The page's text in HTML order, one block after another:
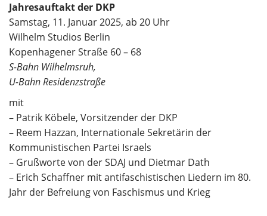
Jahresauftakt der DKP
Samstag, 11. Januar 2025, ab 20 Uhr
Wilhelm Studios Berlin
Kopenhagener Straße 60 – 68
S-Bahn Wilhelmsruh,
U-Bahn Residenzstraße
mit
– Patrik Köbele, Vorsitzender der DKP
– Reem Hazzan, Internationale Sekretärin der
Kommunistischen Partei Israels
– Grußworte von der SDAJ und Dietmar Dath
– Erich Schaffner mit antifaschistischen Liedern im 80.
Jahr der Befreiung von Faschismus und Krieg